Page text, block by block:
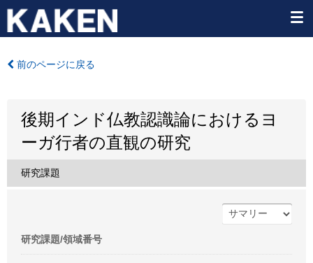
前のページに戻る
後期インド仏教認識論におけるヨ
ーガ行者の直観の研究
研究課題
研究課題/領域番号